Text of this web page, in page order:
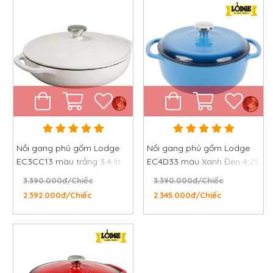
Hạn chế lượng sắt thoát ra khi nấu
Nếu bạn muốn hướng đến sự an toàn tuyệt đối khi
nấu nướng thì nồi gang phủ gốm là lựa chọn tối ưu.
Nồi gang phủ gốm Lodge
EC3CC13 màu trắng 3.4 lít
3.390.000đ/Chiếc
2.392.000đ/Chiếc
Nồi gang phủ gốm Lodge
EC4D33 màu Xanh Đen 4,25
3.390.000đ/Chiếc
2.345.000đ/Chiếc